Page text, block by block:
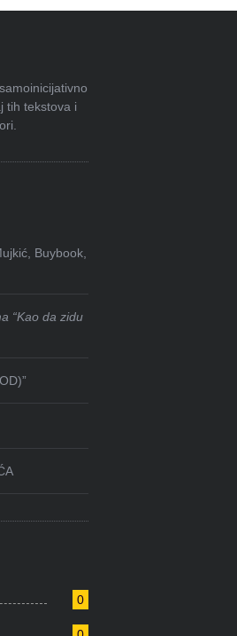
tih tekstova i
Buybook,
“Kao da zidu
0